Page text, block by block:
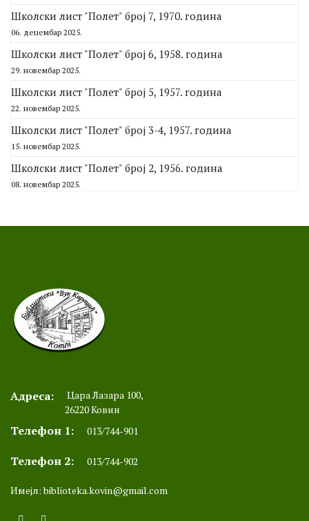
Школски лист "Полет" број 7, 1970. година
06. децембар 2025.
Школски лист "Полет" број 6, 1958. година
29. новембар 2025.
Школски лист "Полет" број 5, 1957. година
22. новембар 2025.
Школски лист "Полет" број 3-4, 1957. година
15. новембар 2025.
Школски лист "Полет" број 2, 1956. година
08. новембар 2025.
Адреса:
Цара Лазара 100,
26220 Ковин
Телефон 1: 013/744-901
Телефон 2: 013/744-902
Имејл: biblioteka.kovin@gmail.com